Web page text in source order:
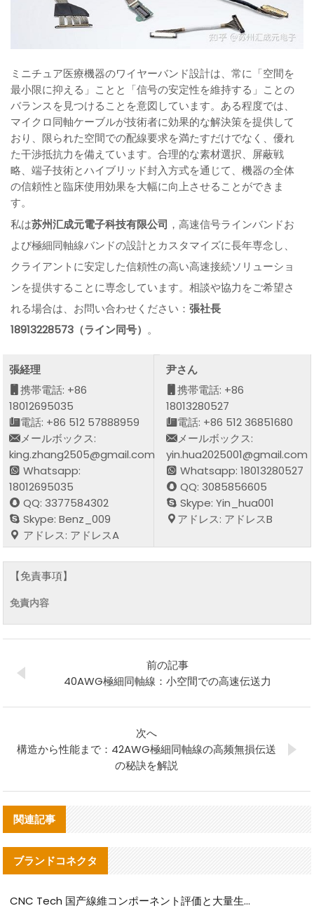
ミニチュア医療機器のワイヤーバンド設計は、常に「空間を
最小限に抑える」ことと「信号の安定性を維持する」ことの
バランスを見つけることを意図しています。ある程度では、
マイクロ同軸ケーブルが技術者に効果的な解決策を提供して
おり、限られた空間での配線要求を満たすだけでなく、優れ
た干渉抵抗力を備えています。合理的な素材選択、屏蔽戦
略、端子技術とハイブリッド封入方式を通じて、機器の全体
の信頼性と臨床使用効果を大幅に向上させることができま
す。
私は苏州汇成元電子科技有限公司 ，高速信号ラインバンドお
よび極細同軸線バンドの設計とカスタマイズに長年専念し、
クライアントに安定した信頼性の高い高速接続ソリューショ
ンを提供することに専念しています。相談や協力をご希望さ
れる場合は、お問い合わせください：張社長
18913228573（ライン同号） 。
張経理
携帯電話: +86
18012695035
電話: +86 512 57888959
メールボックス:
king.zhang2505@gmail.com
Whatsapp:
18012695035
QQ: 3377584302
Skype: Benz_009
アドレス: アドレスA
尹さん
携帯電話: +86
18013280527
電話: +86 512 36851680
メールボックス:
yin.hua2025001@gmail.com
Whatsapp: 18013280527
QQ: 3085856605
Skype: Yin_hua001
アドレス: アドレスB
【免責事項】
免責内容
前の記事
40AWG極細同軸線：小空間での高速伝送力
次へ
構造から性能まで：42AWG極細同軸線の高频無損伝送
の秘訣を解説
関連記事
ブランドコネクタ
CNC Tech 国产線維コンポーネント評価と大量生産適合ガイド